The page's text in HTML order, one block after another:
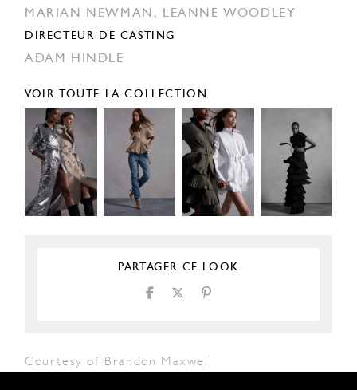
MARIAN NEWMAN, LEANNE WOODLEY
DIRECTEUR DE CASTING
ADAM HINDLE
VOIR TOUTE LA COLLECTION
PARTAGER CE LOOK
Courtesy of Brandon Maxwell